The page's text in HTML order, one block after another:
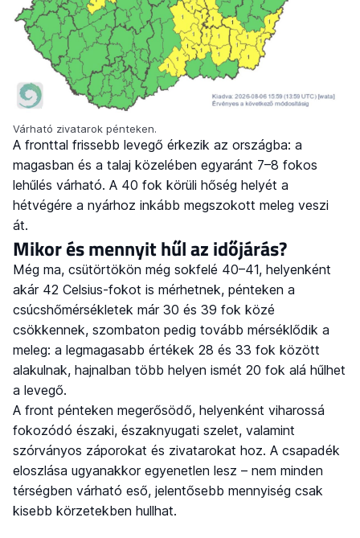
Várható zivatarok pénteken.
A fronttal frissebb levegő érkezik az országba: a
magasban és a talaj közelében egyaránt 7–8 fokos
lehűlés várható. A 40 fok körüli hőség helyét a
hétvégére a nyárhoz inkább megszokott meleg veszi
át.
Mikor és mennyit hűl az időjárás?
Még ma, csütörtökön még sokfelé 40–41, helyenként
akár 42 Celsius-fokot is mérhetnek, pénteken a
csúcshőmérsékletek már 30 és 39 fok közé
csökkennek, szombaton pedig tovább mérséklődik a
meleg: a legmagasabb értékek 28 és 33 fok között
alakulnak, hajnalban több helyen ismét 20 fok alá hűlhet
a levegő.
A front pénteken megerősödő, helyenként viharossá
fokozódó északi, északnyugati szelet, valamint
szórványos záporokat és zivatarokat hoz. A csapadék
eloszlása ugyanakkor egyenetlen lesz – nem minden
térségben várható eső, jelentősebb mennyiség csak
kisebb körzetekben hullhat.